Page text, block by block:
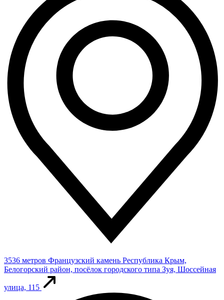
3536 метров Французский камень Республика Крым,
Белогорский район, посёлок городского типа Зуя, Шоссейная
улица, 115